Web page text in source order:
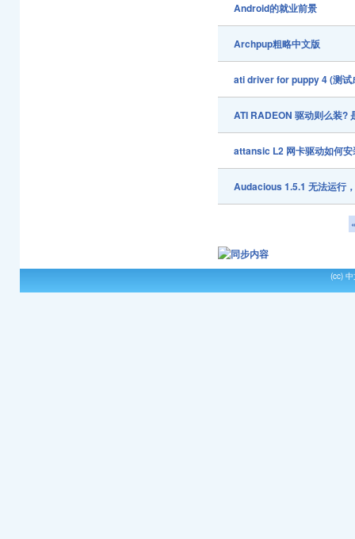
Android的就业前景
Archpup粗略中文版
ati driver for puppy 4 (测试
ATI RADEON 驱动则么装?
attansic L2 网卡驱动如何安
Audacious 1.5.1 无法运行
(cc)中